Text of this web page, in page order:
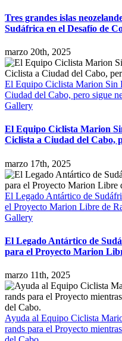
Tres grandes islas
Sudáfrica en el Desafío de
marzo 20th, 2025
El Equipo Ciclista Marion Sin
Ciudad del Cabo, pero sigue
Gallery
El Equipo Ciclista Marion
Ciclista a Ciudad del Cabo,
marzo 17th, 2025
El Legado Antártico de
el Proyecto Marion Libre de
Gallery
El Legado Antártico de
para el Proyecto Marion
marzo 11th, 2025
Ayuda al Equipo Ciclista
rands para el Proyecto